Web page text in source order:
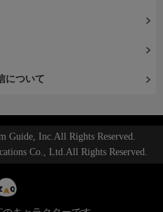
について
Guide, Inc.All Rights Reserved.
Co., Ltd.All Rights Reserved.